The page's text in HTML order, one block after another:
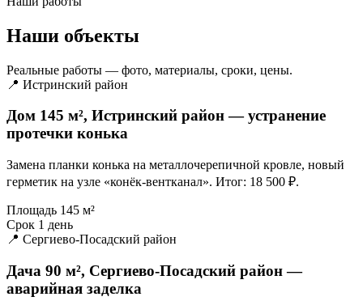
Наши объекты
Реальные работы — фото, материалы, сроки, цены.
📍 Истринский район
Дом 145 м², Истринский район — устранение
протечки конька
Замена планки конька на металлочерепичной кровле, новый
герметик на узле «конёк-вентканал». Итог: 18 500 ₽.
Площадь 145 м²
Срок 1 день
📍 Сергиево-Посадский район
Дача 90 м², Сергиево-Посадский район —
аварийная заделка